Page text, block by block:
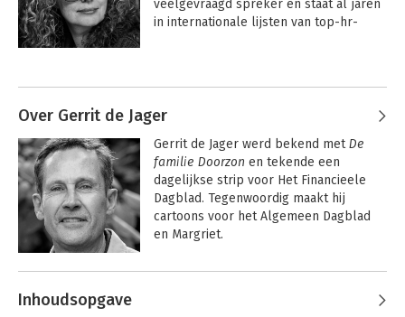
veelgevraagd spreker en staat al jaren
in internationale lijsten van top-hr-
Over Gerrit de Jager
Gerrit de Jager werd bekend met De
familie Doorzon en tekende een
dagelijkse strip voor Het Financieele
Dagblad. Tegenwoordig maakt hij
cartoons voor het Algemeen Dagblad
en Margriet.
Andere boeken door Gerrit de Jager
Inhoudsopgave